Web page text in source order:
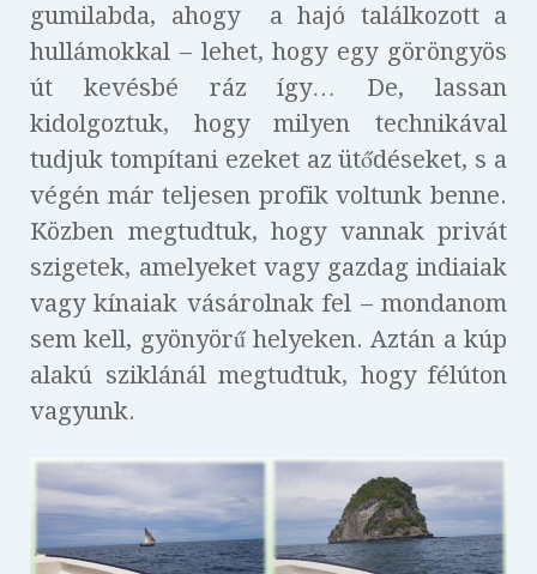
gumilabda, ahogy a hajó találkozott a
hullámokkal – lehet, hogy egy göröngyös
út kevésbé ráz így… De, lassan
kidolgoztuk, hogy milyen technikával
tudjuk tompítani ezeket az ütődéseket, s a
végén már teljesen profik voltunk benne.
Közben megtudtuk, hogy vannak privát
szigetek, amelyeket vagy gazdag indiaiak
vagy kínaiak vásárolnak fel – mondanom
sem kell, gyönyörű helyeken. Aztán a kúp
alakú sziklánál megtudtuk, hogy félúton
vagyunk.